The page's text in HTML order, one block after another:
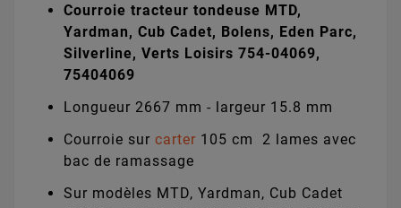
Courroie tracteur tondeuse MTD,
Yardman, Cub Cadet, Bolens, Eden Parc,
Silverline, Verts Loisirs 754-04069,
75404069
Longueur 2667 mm - largeur 15.8 mm
Courroie sur carter 105 cm 2 lames avec
bac de ramassage
Sur modèles MTD, Yardman, Cub Cadet